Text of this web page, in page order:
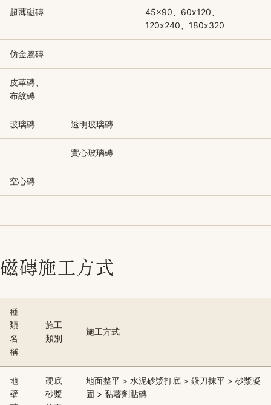
超薄磁磚
45x90、60x120、
120x240、180x320
仿金屬磚
皮革磚、
布紋磚
玻璃磚 透明玻璃磚
實心玻璃磚
空心磚
磁磚施工方式
種
類
名
稱
施工
類別
施工方式
地
壁
硬底
砂漿
地面整平 > 水泥砂漿打底 > 鏝刀抹平 > 砂漿凝
固 > 黏著劑貼磚